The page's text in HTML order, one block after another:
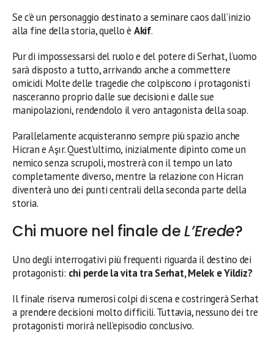
Se c’è un personaggio destinato a seminare caos dall’inizio
alla fine della storia, quello è Akif.
Pur di impossessarsi del ruolo e del potere di Serhat, l’uomo
sarà disposto a tutto, arrivando anche a commettere
omicidi. Molte delle tragedie che colpiscono i protagonisti
nasceranno proprio dalle sue decisioni e dalle sue
manipolazioni, rendendolo il vero antagonista della soap.
Parallelamente acquisteranno sempre più spazio anche
Hicran e Aşır. Quest’ultimo, inizialmente dipinto come un
nemico senza scrupoli, mostrerà con il tempo un lato
completamente diverso, mentre la relazione con Hicran
diventerà uno dei punti centrali della seconda parte della
storia.
Chi muore nel finale deL’Erede?
Uno degli interrogativi più frequenti riguarda il destino dei
protagonisti: chi perde la vita tra Serhat, Melek e Yildiz?
Il finale riserva numerosi colpi di scena e costringerà Serhat
a prendere decisioni molto difficili. Tuttavia, nessuno dei tre
protagonisti morirà nell’episodio conclusivo.